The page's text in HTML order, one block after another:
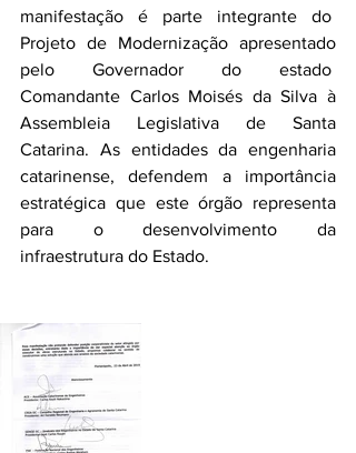
manifestação é parte integrante do
Projeto de Modernização apresentado
pelo Governador do estado
Comandante Carlos Moisés da Silva à
Assembleia Legislativa de Santa
Catarina. As entidades da engenharia
catarinense, defendem a importância
estratégica que este órgão representa
para o desenvolvimento da
infraestrutura do Estado.